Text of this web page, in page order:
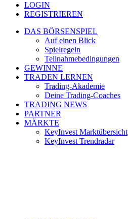
LOGIN
REGISTRIEREN
DAS BÖRSENSPIEL
Auf einen Blick
Spielregeln
Teilnahmebedingungen
GEWINNE
TRADEN LERNEN
Trading-Akademie
Deine Trading-Coaches
TRADING NEWS
PARTNER
MÄRKTE
KeyInvest Marktübersicht
KeyInvest Trendradar